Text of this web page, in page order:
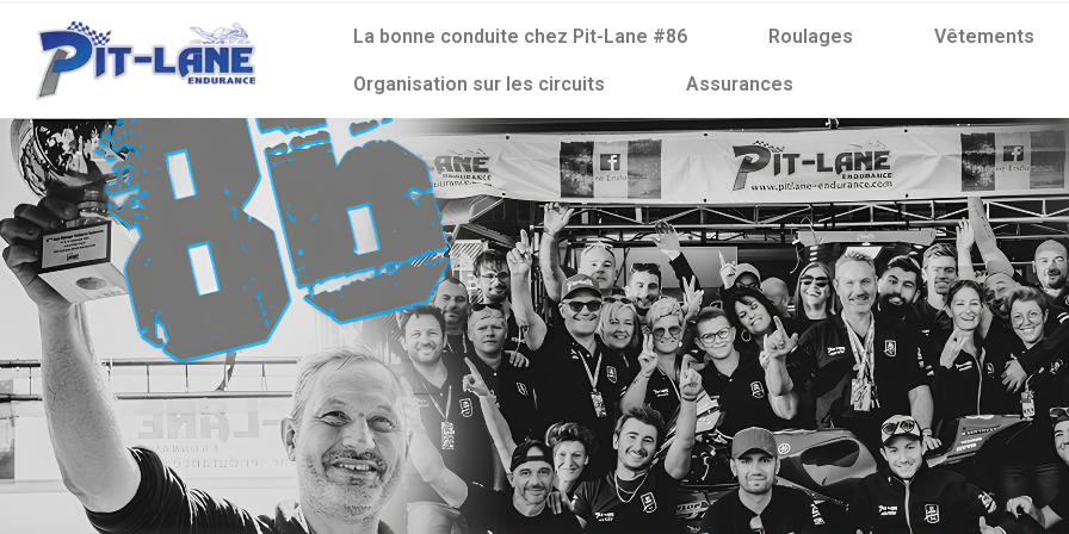
La bonne conduite chez Pit-Lane #86 Roulages Vêtements
Organisation sur les circuits Assurances